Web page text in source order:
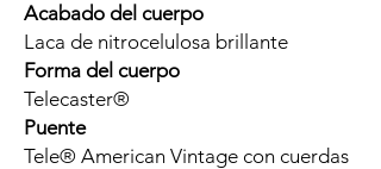
Acabado del cuerpo
Laca de nitrocelulosa brillante
Forma del cuerpo
Telecaster®
Puente
Tele® American Vintage con cuerdas